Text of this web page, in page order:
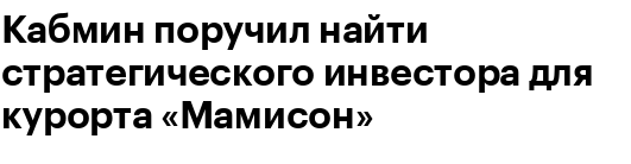
Кабмин поручил найти
стратегического инвестора для
курорта «Мамисон»